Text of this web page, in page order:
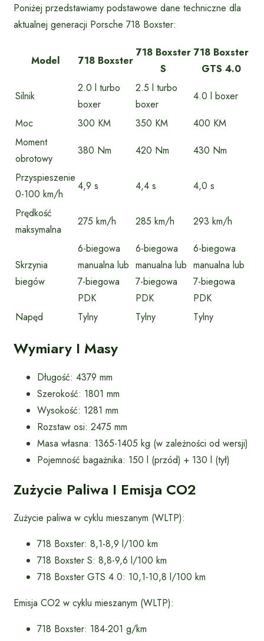
Poniżej przedstawiamy podstawowe dane techniczne dla
aktualnej generacji Porsche 718 Boxster:
Model 718 Boxster
718 Boxster
S
718 Boxster
GTS 4.0
Silnik
2.0 l turbo
boxer
2.5 l turbo
boxer
4.0 l boxer
Moc
300 KM 350 KM
400 KM
Moment
obrotowy
380 Nm 420 Nm
430 Nm
Przyspieszenie
0-100 km/h
4,9 s 4,4 s
4,0 s
Prędkość
maksymalna
275 km/h 285 km/h 293 km/h
Skrzynia
biegów
6-biegowa
manualna lub
7-biegowa
PDK
6-biegowa
manualna lub
7-biegowa
PDK
6-biegowa
manualna lub
7-biegowa
PDK
Napęd
Tylny Tylny Tylny
Wymiary I Masy
Długość: 4379 mm
Szerokość: 1801 mm
Wysokość: 1281 mm
Rozstaw osi: 2475 mm
Masa własna: 1365-1405 kg (w zależności od wersji)
Pojemność bagażnika: 150 l (przód) + 130 l (tył)
Zużycie Paliwa I Emisja CO2
Zużycie paliwa w cyklu mieszanym (WLTP):
718 Boxster: 8,1-8,9 l/100 km
718 Boxster S: 8,8-9,6 l/100 km
718 Boxster GTS 4.0: 10,1-10,8 l/100 km
Emisja CO2 w cyklu mieszanym (WLTP):
718 Boxster: 184-201 g/km